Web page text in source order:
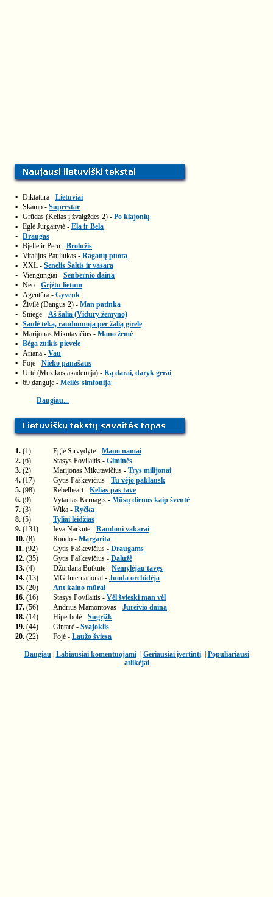
▪ Diktatūra - Lietuviai
▪ Skamp - Superstar
▪ Grūdas (Kelias į žvaigždes 2) - Po klajonių
▪ Eglė Jurgaitytė - Ela ir Bela
▪ Draugas
▪ Bjelle ir Peru - Brolužis
▪ Vitalijus Pauliukas - Raganų puota
▪ XXL - Senelis Šaltis ir vasara
▪ Viengungiai - Senbernio daina
▪ Neo - Grįžtu lietum
▪ Agentūra - Gyvenk
▪ Živilė (Dangus 2) - Man patinka
▪ Sniegė - Aš šalia (Vidury žemyno)
▪ Saulė teka, raudonuoja per žalią girelę
▪ Marijonas Mikutavičius - Mano žemė
▪ Bėga zuikis pievele
▪ Ariana - Vau
▪ Foje - Nieko panašaus
▪ Urtė (Muzikos akademija) - Ką darai, daryk gerai
▪ 69 danguje - Meilės simfonija
Daugiau...
1. (1) Eglė Sirvydytė - Mano namai
2. (6) Stasys Povilaitis - Giminės
3. (2) Marijonas Mikutavičius - Trys milijonai
4. (17) Gytis Paškevičius - Tu vėjo paklausk
5. (98) Rebelheart - Kelias pas tave
6. (9) Vytautas Kernagis - Mūsų dienos kaip šventė
7. (3) Wika - Ryčka
8. (5)
Tyliai leidžias
9. (131) Ieva Narkutė - Raudoni vakarai
10. (8) Rondo - Margarita
11. (92) Gytis Paškevičius - Draugams
12. (35) Gytis Paškevičius - Dalužė
13. (4) Džordana Butkutė - Nemylėjau tavęs
14. (13) MG International - Juoda orchidėja
15. (20)
Ant kalno mūrai
16. (16) Stasys Povilaitis - Vėl švieski man vėl
17. (56) Andrius Mamontovas - Jūreivio daina
18. (14) Hiperbolė - Sugrįžk
19. (44) Gintarė - Svajoklis
20. (22) Fojė - Laužo šviesa
Daugiau| Labiausiai komentuojami| Geriausiai įvertinti| Populiariausi
atlikėjai